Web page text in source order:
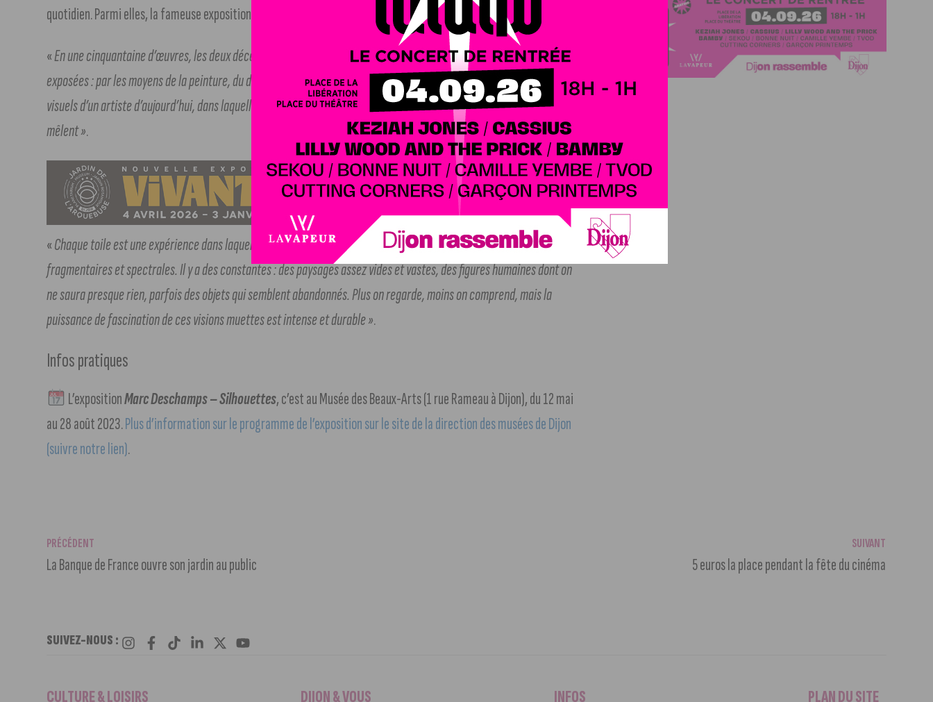
quotidien. Parmi elles, la fameuse exposition du Musée des Beaux-Arts de Dijon.
«En une cinquantaine d’œuvres, les deux décennies d’une démarche très singulière dans l’art actuel sont ainsi
exposées : par les moyens de la peinture, du dessin et du collage, une exploration de la mémoire et de l’inconscient
visuels d’un artiste d’aujourd’hui, dans laquelle événements personnels, films, photos ou œuvres anciennes se
mêlent ».
«Chaque toile est une expérience dans laquelle Desgrandschamps laisse advenir des images, le plus souvent
fragmentaires et spectrales. Il y a des constantes : des paysages assez vides et vastes, des figures humaines dont on
ne saura presque rien, parfois des objets qui semblent abandonnés. Plus on regarde, moins on comprend, mais la
puissance de fascination de ces visions muettes est intense et durable ».
Infos pratiques
L’expositionMarc Deschamps – Silhouettes, c’est au Musée des Beaux-Arts (1 rue Rameau à Dijon), du 12 mai
au 28 août 2023.Plus d’information sur le programme de l’exposition sur le site de la direction des musées de Dijon
(suivre notre lien).
PRÉCÉDENT
La Banque de France ouvre son jardin au public
SUIVANT
5 euros la place pendant la fête du cinéma
SUIVEZ-NOUS :
CULTURE & LOISIRS DIJON & VOUS INFOS PLAN DU SITE